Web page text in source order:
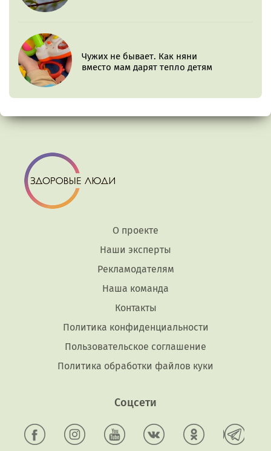
Чужих не бывает. Как няни
вместо мам дарят тепло детям
О проекте
Наши эксперты
Рекламодателям
Наша команда
Контакты
Политика конфиденциальности
Пользовательское соглашение
Политика обработки файлов куки
Соцсети